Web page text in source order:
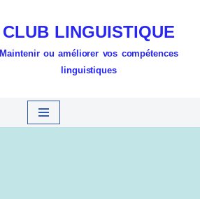
CLUB LINGUISTIQUE
Maintenir ou améliorer vos compétences
linguistiques